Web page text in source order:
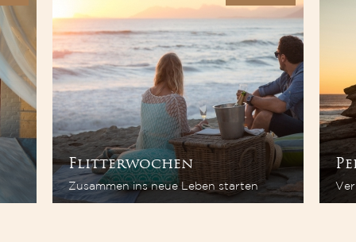
Flitterwochen
Zusammen ins neue Leben starten